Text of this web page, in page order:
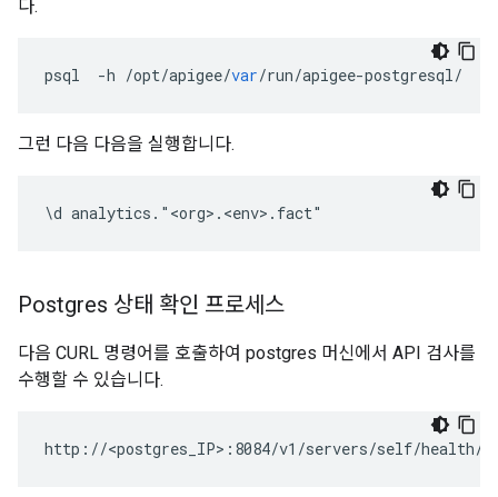
다.
psql -h /opt/apigee/var/run/apigee-postgresql/
그런 다음 다음을 실행합니다.
\d analytics."<org>.<env>.fact"
Postgres 상태 확인 프로세스
다음 CURL 명령어를 호출하여 postgres 머신에서 API 검사를
수행할 수 있습니다.
http://<postgres_IP>:8084/v1/servers/self/health/